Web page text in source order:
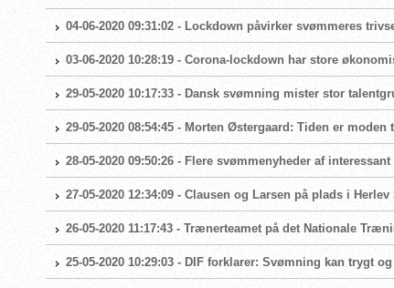
04-06-2020 09:31:02 - Lockdown påvirker svømmeres
03-06-2020 10:28:19 - Corona-lockdown har store
29-05-2020 10:17:33 - Dansk svømning mister stor
29-05-2020 08:54:45 - Morten Østergaard: Tiden er
28-05-2020 09:50:26 - Flere svømmenyheder af interessant
27-05-2020 12:34:09 - Clausen og Larsen på plads i
26-05-2020 11:17:43 - Trænerteamet på det Nationale
25-05-2020 10:29:03 - DIF forklarer: Svømning kan trygt